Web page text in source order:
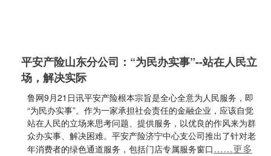
平安产险山东分公司：“为民办实事”--站在人民立
场，解决实际
鲁网9月21日讯平安产险根本宗旨是全心全意为人民服务，即
“为民办实事”。作为一家承担社会责任的金融企业，应该自觉
站在人民的立场来思考问题、提供服务，以优良的作风来为群
众办实事、解决困难。平安产险济宁中心支公司推出了针对老
年消费者的绿色通道服务，包括门店专属服务窗口……更多